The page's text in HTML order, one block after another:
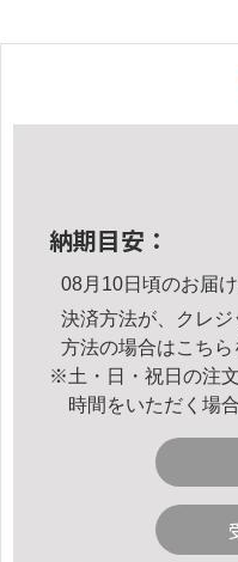
納期目安：
08月10日頃のお届け
決済方法が、クレ
方法の場合はこちら
※土・日・祝日の注
時間をいただく場